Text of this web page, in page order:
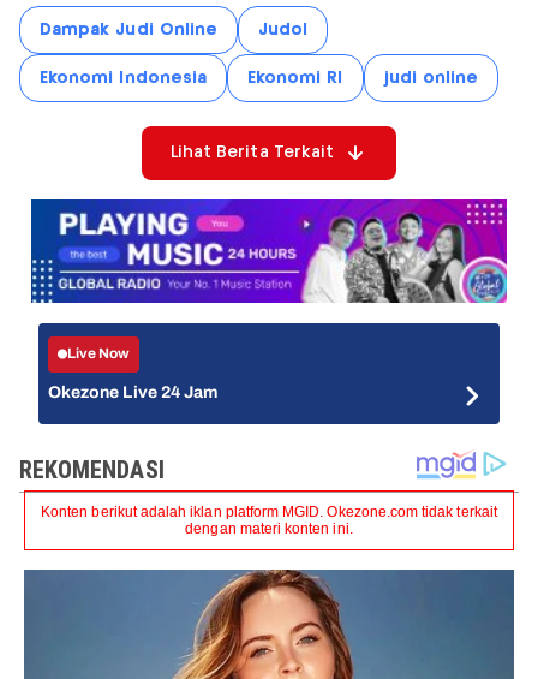
Dampak Judi Online Judol
Ekonomi Indonesia Ekonomi RI judi online
Lihat Berita Terkait
Live Now
Okezone Live 24 Jam